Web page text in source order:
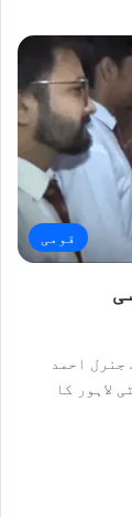
قومی
احمد
لاہور کا